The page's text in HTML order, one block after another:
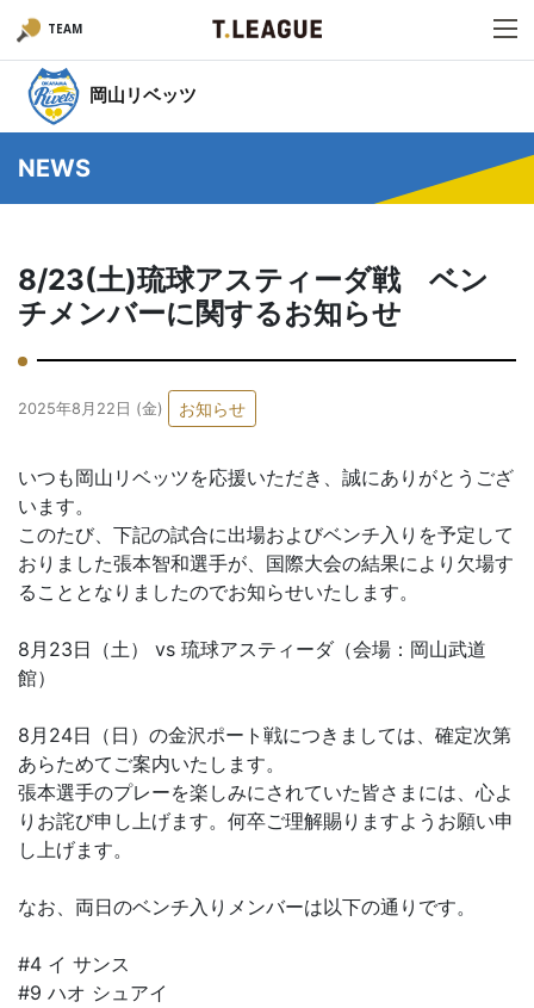
TEAM
岡山リベッツ
NEWS
8/23(土)琉球アスティーダ戦 ベン
チメンバーに関するお知らせ
2025年8月22日 (金) お知らせ
いつも岡山リベッツを応援いただき、誠にありがとうござ
います。
このたび、下記の試合に出場およびベンチ入りを予定して
おりました張本智和選手が、国際大会の結果により欠場す
ることとなりましたのでお知らせいたします。
8月23日（土） vs 琉球アスティーダ（会場：岡山武道
館）
8月24日（日）の金沢ポート戦につきましては、確定次第
あらためてご案内いたします。
張本選手のプレーを楽しみにされていた皆さまには、心よ
りお詫び申し上げます。何卒ご理解賜りますようお願い申
し上げます。
なお、両日のベンチ入りメンバーは以下の通りです。
#4 イ サンス
#9 ハオ シュアイ